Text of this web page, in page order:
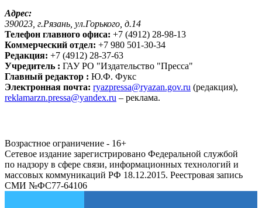
Адрес:
390023, г.Рязань, ул.Горького, д.14
Телефон главного офиса: +7 (4912) 28-98-13
Коммерческий отдел: +7 980 501-30-34
Редакция: +7 (4912) 28-37-63
Учредитель : ГАУ РО "Издательство "Пресса"
Главный редактор : Ю.Ф. Фукс
Электронная почта: ryazpressa@ryazan.gov.ru (редакция),
reklamarzn.pressa@yandex.ru – реклама.
Возрастное ограничение - 16+
Сетевое издание зарегистрировано Федеральной службой
по надзору в сфере связи, информационных технологий и
массовых коммуникаций РФ 18.12.2015. Реестровая запись
СМИ №ФС77-64106